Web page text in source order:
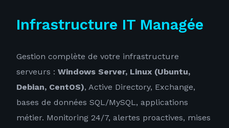
Infrastructure IT Managée
Gestion complète de votre infrastructure
serveurs : Windows Server, Linux (Ubuntu,
Debian, CentOS), Active Directory, Exchange,
bases de données SQL/MySQL, applications
métier. Monitoring 24/7, alertes proactives, mises